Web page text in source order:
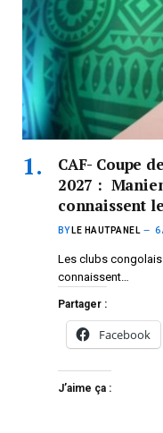
CAF- Coupe
2027 :
connaissent
BY LE HAUTPANEL 6
Les clubs congolais
connaissent…
Partager :
Facebook
J’aime ça :